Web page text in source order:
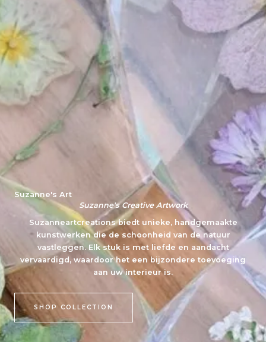
Suzanne's Art
Suzanne's Creative Artwork
Suzanneartcreations biedt unieke, handgemaakte
kunstwerken die de schoonheid van de natuur
vastleggen. Elk stuk is met liefde en aandacht
vervaardigd, waardoor het een bijzondere toevoeging
aan uw interieur is.
SHOP COLLECTION